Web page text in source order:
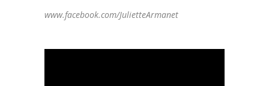
www.facebook.com/JulietteArmanet